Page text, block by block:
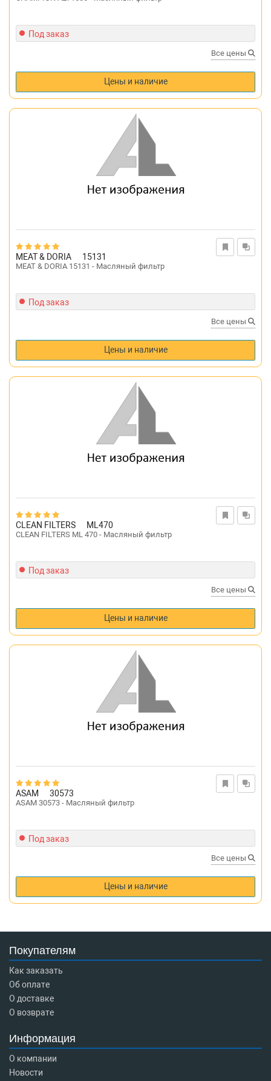
Под заказ
Все цены
Цены и наличие
MEAT & DORIA 15131
MEAT & DORIA 15131 - Масляный фильтр
Под заказ
Все цены
Цены и наличие
CLEAN FILTERS ML470
CLEAN FILTERS ML 470 - Масляный фильтр
Под заказ
Все цены
Цены и наличие
ASAM 30573
ASAM 30573 - Масляный фильтр
Под заказ
Все цены
Цены и наличие
Покупателям
Как заказать
Об оплате
О доставке
О возврате
Информация
О компании
Новости